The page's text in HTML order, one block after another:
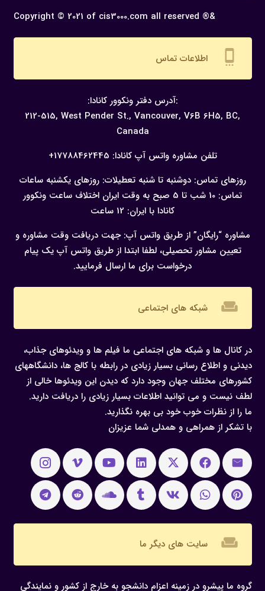
Copyright © 2021 of cis3000.com all reserved ®&
settings_cell اطلاعات تماس
:آدرس دفتر ونکوور کانادا:
212-515, West Pender St., Vancouver, V6B 6H5, BC,
Canada
تلفن مشاوره واتس آپ کانادا: 17788462445+
روزهای تماس: دوشنبه تا شنبه تعطیلات: روزهای یکشنبه ساعات
تماس: 10 شب تا 5 صبح به وقت ایران
اختلاف ساعت ونکوور
کانادا با ایران: 12 ساعت
مشاوره “رایگان” از طریق واتس آپ: جهت دریافت وقت مشاوره و
تعیین مشاور تحصیلی، لطفا ابتدا از طریق واتس آپ یک پیام
درخواست برای ما ارسال فرمایید.
weekend شبکه های اجتماعی
در کانال ها و شبکه های اجتماعی ما فیلم ها و ویدئوهای جذاب،
دیدنی و اطلاع رسانی بسیار زیادی در رابطه با کالج ها، دانشگاههای
کشورهای مختلف جهان وجود دارد که دیدن این ویدئوها خالی از
لطف نیست و می توانید اطلاعات بسیار زیادی را دریافت دارید.
ما را از نظرات خوب خود بی بهره نگذارید.
با تشکر از همراهی و همدلی شما عزیزان
weekend سایت های دیگر ما
گروه ما پیشرو در زمینه اعزام دانشجو به خارج از کشور و نمایندگی